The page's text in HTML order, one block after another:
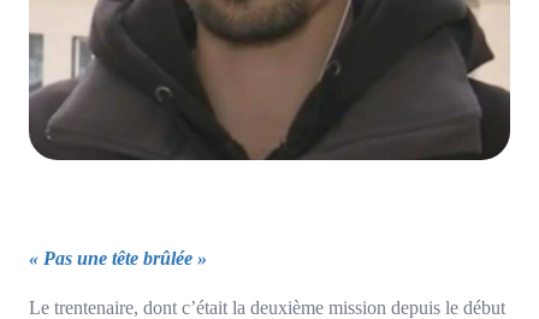
« Pas une tête brûlée »
Le trentenaire, dont c’était la deuxième mission depuis le début